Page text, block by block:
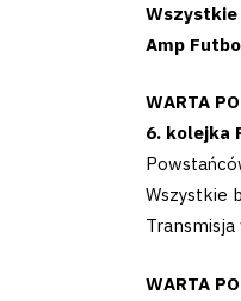
Wszystkie
Amp
WARTA
6. kolejka
Wszystkie
Transmisja
WARTA